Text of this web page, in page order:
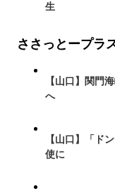
生
ささっとープラ
【山口】関門
へ
【山口】「ド
使に